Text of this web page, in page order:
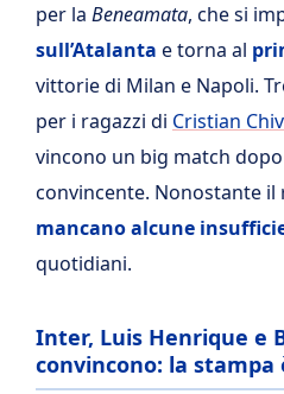
per la Beneamata, che si
sull’Atalanta e torna al
vittorie di Milan e Napoli.
per i ragazzi di Cristian
vincono un big match dopo
convincente. Nonostante il
mancano alcune
quotidiani.
Inter, Luis Henrique e
convincono: la stampa